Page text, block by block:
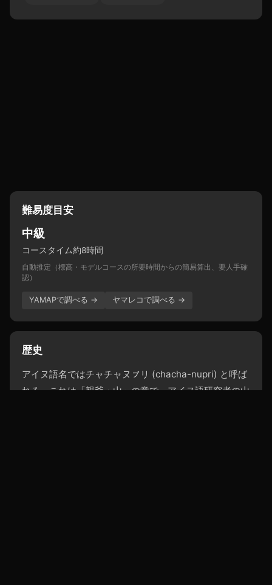
難易度目安
中級
コースタイム約8時間
自動推定（標高・モデルコースの所要時間からの簡易算出、要人手確
認）
YAMAPで調べる → ヤマレコで調べる →
歴史
アイヌ語名ではチャチャヌㇷ゚リ (chacha-nupri) と呼ば
れる。これは「親爺・山」の意で、アイヌ語研究者の山